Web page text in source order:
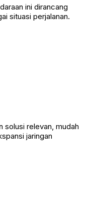
ini dirancang
situasi perjalanan.
solusi relevan, mudah
jaringan